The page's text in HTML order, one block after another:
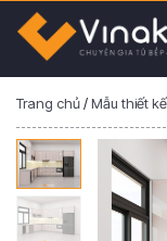
Trang chủ/Mẫu thiết kế